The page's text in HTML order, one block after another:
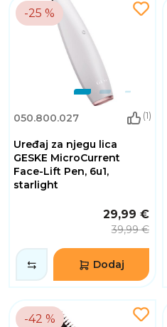
-25 %
050.800.027 (1)
Uređaj za njegu lica
GESKE MicroCurrent
Face-Lift Pen, 6u1,
starlight
29,99 €
39,99 €
Dodaj
-42 %